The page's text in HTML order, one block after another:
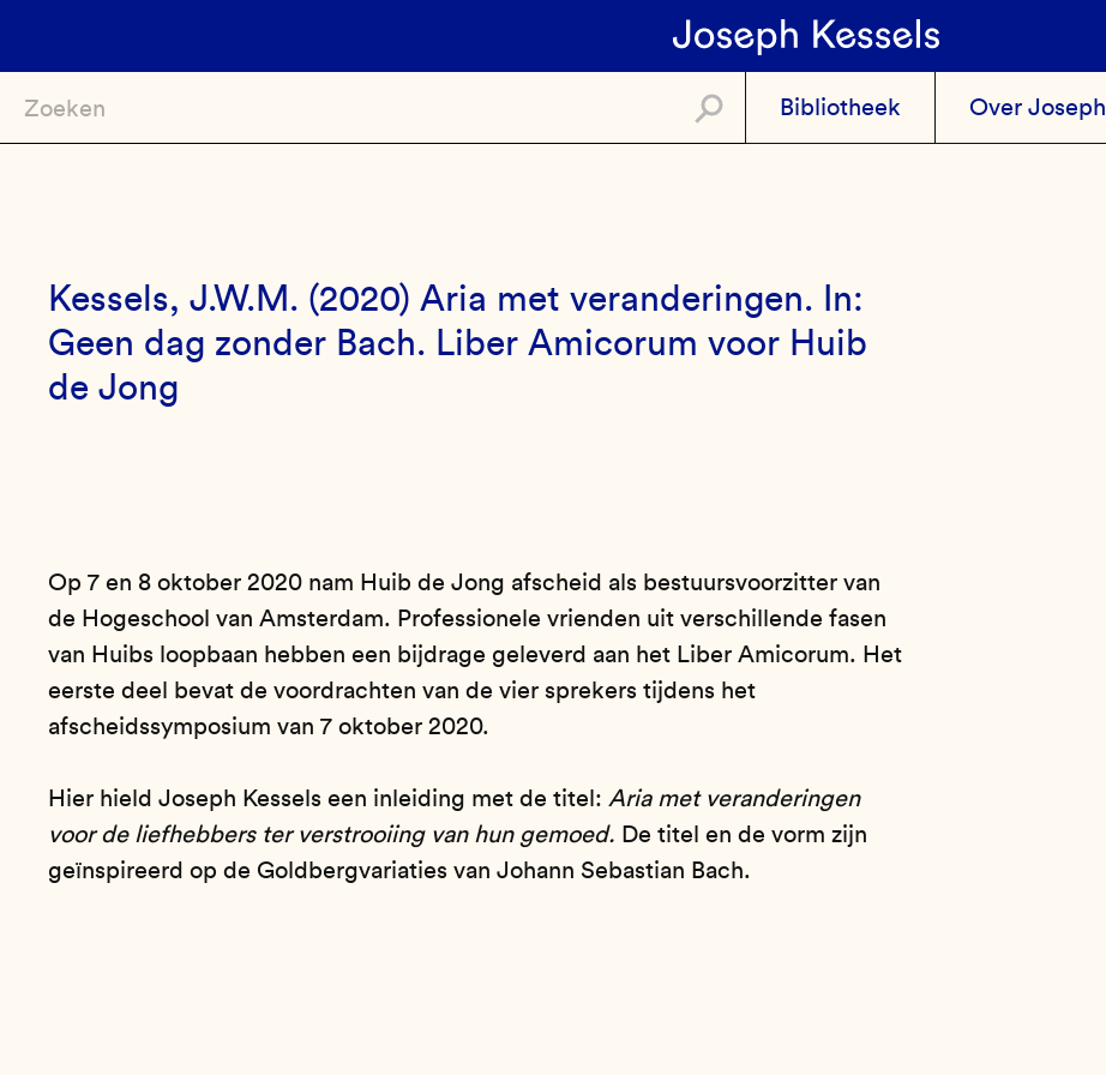
inhoud
gaan
Main
navigation
Bibliotheek Over Joseph
Kessels, J.W.M. (2020) Aria met veranderingen. In:
Geen dag zonder Bach. Liber Amicorum voor Huib
de Jong
Op 7 en 8 oktober 2020 nam Huib de Jong afscheid als bestuursvoorzitter van
de Hogeschool van Amsterdam. Professionele vrienden uit verschillende fasen
van Huibs loopbaan hebben een bijdrage geleverd aan het Liber Amicorum. Het
eerste deel bevat de voordrachten van de vier sprekers tijdens het
afscheidssymposium van 7 oktober 2020.
Hier hield Joseph Kessels een inleiding met de titel: Aria met veranderingen
voor de liefhebbers ter verstrooiing van hun gemoed. De titel en de vorm zijn
geïnspireerd op de Goldbergvariaties van Johann Sebastian Bach.